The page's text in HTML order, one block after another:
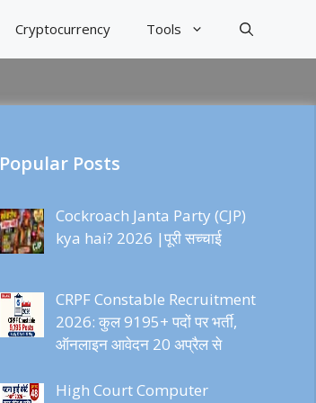
Cryptocurrency Tools
Popular Posts
Cockroach Janta Party (CJP)
kya hai? 2026 |पूरी सच्चाई
CRPF Constable Recruitment
2026: कुल 9195+ पदों पर भर्ती,
ऑनलाइन आवेदन 20 अप्रैल से
High Court Computer